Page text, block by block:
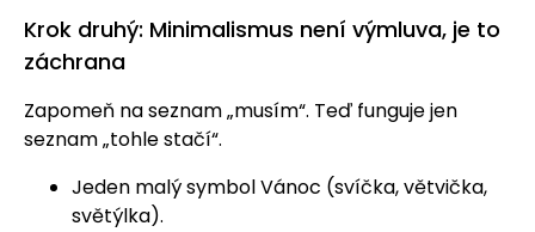
Krok druhý: Minimalismus není výmluva, je to
záchrana
Zapomeň na seznam „musím“. Teď funguje jen
seznam „tohle stačí“.
Jeden malý symbol Vánoc (svíčka, větvička,
světýlka).